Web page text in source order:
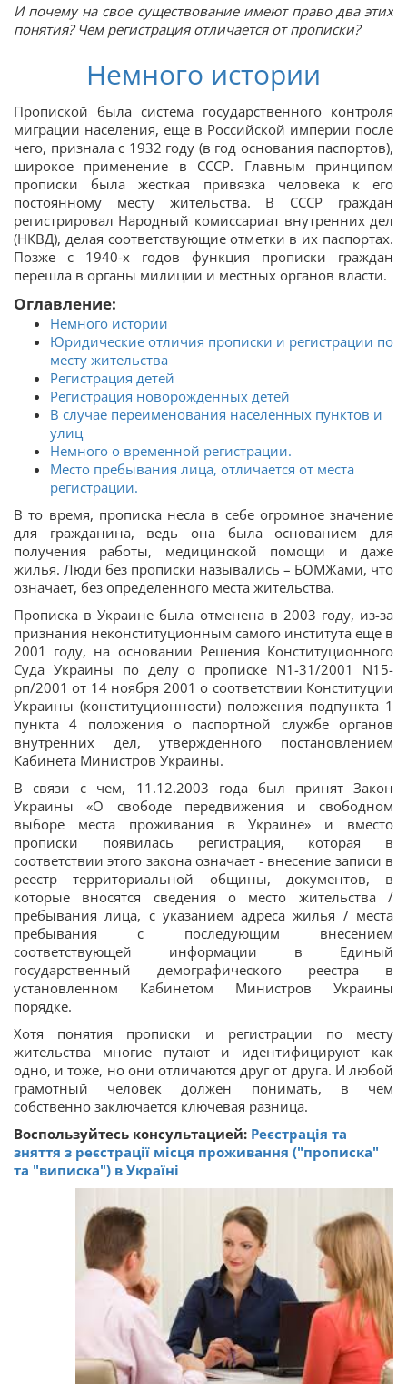
И почему на свое существование имеют право два этих
понятия? Чем регистрация отличается от прописки?
Немного истории
Пропиской была система государственного контроля
миграции населения, еще в Российской империи после
чего, признала с 1932 году (в год основания паспортов),
широкое применение в СССР. Главным принципом
прописки была жесткая привязка человека к его
постоянному месту жительства. В СССР граждан
регистрировал Народный комиссариат внутренних дел
(НКВД), делая соответствующие отметки в их паспортах.
Позже с 1940-х годов функция прописки граждан
перешла в органы милиции и местных органов власти.
Оглавление:
Немного истории
Юридические отличия прописки и регистрации по
месту жительства
Регистрация детей
Регистрация новорожденных детей
В случае переименования населенных пунктов и
улиц
Немного о временной регистрации.
Место пребывания лица, отличается от места
регистрации.
В то время, прописка несла в себе огромное значение
для гражданина, ведь она была основанием для
получения работы, медицинской помощи и даже
жилья. Люди без прописки назывались – БОМЖами, что
означает, без определенного места жительства.
Прописка в Украине была отменена в 2003 году, из-за
признания неконституционным самого института еще в
2001 году, на основании Решения Конституционного
Суда Украины по делу о прописке N1-31/2001 N15-
рп/2001 от 14 ноября 2001 о соответствии Конституции
Украины (конституционности) положения подпункта 1
пункта 4 положения о паспортной службе органов
внутренних дел, утвержденного постановлением
Кабинета Министров Украины.
В связи с чем, 11.12.2003 года был принят Закон
Украины «О свободе передвижения и свободном
выборе места проживания в Украине» и вместо
прописки появилась регистрация, которая в
соответствии этого закона означает - внесение записи в
реестр территориальной общины, документов, в
которые вносятся сведения о место жительства /
пребывания лица, с указанием адреса жилья / места
пребывания с последующим внесением
соответствующей информации в Единый
государственный демографического реестра в
установленном Кабинетом Министров Украины
порядке.
Хотя понятия прописки и регистрации по месту
жительства многие путают и идентифицируют как
одно, и тоже, но они отличаются друг от друга. И любой
грамотный человек должен понимать, в чем
собственно заключается ключевая разница.
Воспользуйтесь консультацией: Реєстрація та
зняття з реєстрації місця проживання ("прописка"
та "виписка") в Україні